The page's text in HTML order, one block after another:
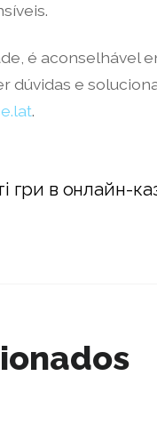
é aconselhável
dúvidas e
.
гри в онлайн-